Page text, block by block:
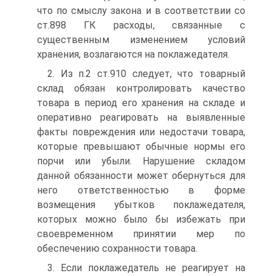
что по смыслу закона и в соответствии со
ст.898 ГК расходы, связанные с
существенным изменением условий
хранения, возлагаются на поклажедателя.
2. Из п.2 ст.910 следует, что товарный
склад обязан контролировать качество
товара в период его хранения на складе и
оперативно реагировать на выявленные
факты повреждения или недостачи товара,
которые превышают обычные нормы его
порчи или убыли. Нарушение складом
данной обязанности может обернуться для
него ответственностью в форме
возмещения убытков поклажедателя,
которых можно было бы избежать при
своевременном принятии мер по
обеспечению сохранности товара.
3. Если поклажедатель не реагирует на